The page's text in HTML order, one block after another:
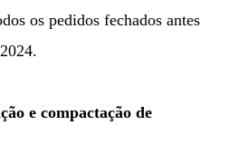
os pedidos fechados antes
e compactação de